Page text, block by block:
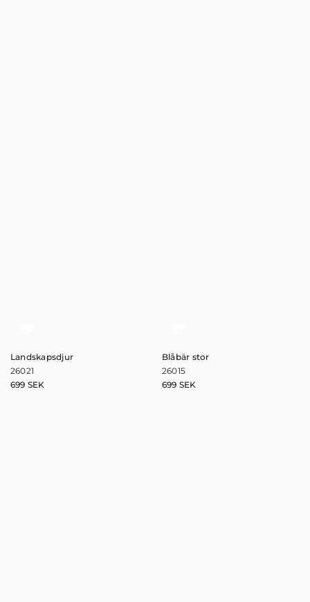
Landskapsdjur
26021
699 SEK
Blåbär stor
26015
699 SEK